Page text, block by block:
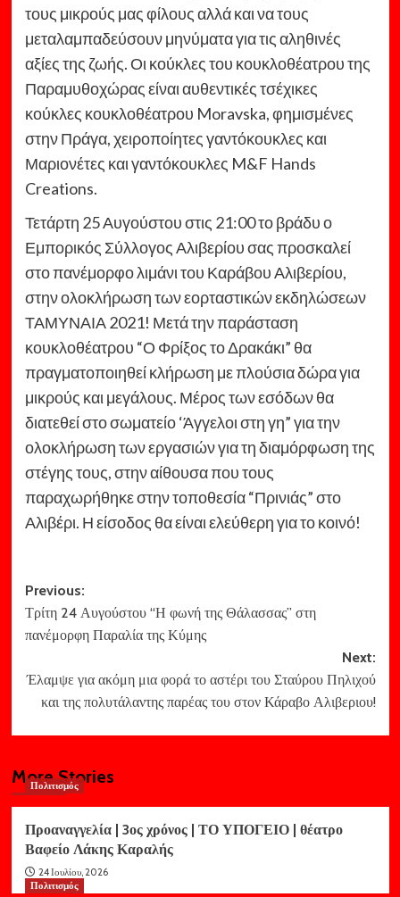
τους μικρούς μας φίλους αλλά και να τους
μεταλαμπαδεύσουν μηνύματα για τις αληθινές
αξίες της ζωής. Οι κούκλες του κουκλοθέατρου της
Παραμυθοχώρας είναι αυθεντικές τσέχικες
κούκλες κουκλοθέατρου Moravska, φημισμένες
στην Πράγα, χειροποίητες γαντόκουκλες και
Μαριονέτες και γαντόκουκλες M&F Hands
Creations.
Τετάρτη 25 Αυγούστου στις 21:00 το βράδυ ο
Εμπορικός Σύλλογος Αλιβερίου σας προσκαλεί
στο πανέμορφο λιμάνι του Καράβου Αλιβερίου,
στην ολοκλήρωση των εορταστικών εκδηλώσεων
ΤΑΜΥΝΑΙΑ 2021! Μετά την παράσταση
κουκλοθέατρου “Ο Φρίξος το Δρακάκι” θα
πραγματοποιηθεί κλήρωση με πλούσια δώρα για
μικρούς και μεγάλους. Μέρος των εσόδων θα
διατεθεί στο σωματείο ‘Άγγελοι στη γη” για την
ολοκλήρωση των εργασιών για τη διαμόρφωση της
στέγης τους, στην αίθουσα που τους
παραχωρήθηκε στην τοποθεσία “Πρινιάς” στο
Αλιβέρι. Η είσοδος θα είναι ελεύθερη για το κοινό!
Post
navigation
Previous:
Τρίτη 24 Αυγούστου “Η φωνή της Θάλασσας” στη
πανέμορφη Παραλία της Κύμης
Next:
Έλαμψε για ακόμη μια φορά το αστέρι του Σταύρου Πηλιχού
και της πολυτάλαντης παρέας του στον Κάραβο Αλιβεριου!
More Stories
Πολιτισμός
Προαναγγελία | 3ος χρόνος | ΤΟ ΥΠΟΓΕΙΟ | θέατρο
Βαφείο Λάκης Καραλής
24 Ιουλίου, 2026
Πολιτισμός